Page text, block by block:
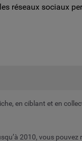
réseaux sociaux
en ciblant et en
2010, vous